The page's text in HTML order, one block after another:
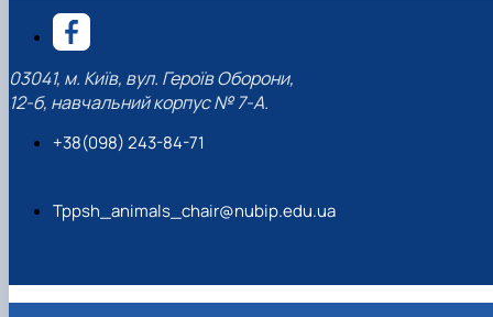
03041, м. Київ, вул. Героїв Оборони,
12-б, навчальний корпус № 7-А.
+38(098) 243-84-71
Tppsh_animals_chair@nubip.edu.ua